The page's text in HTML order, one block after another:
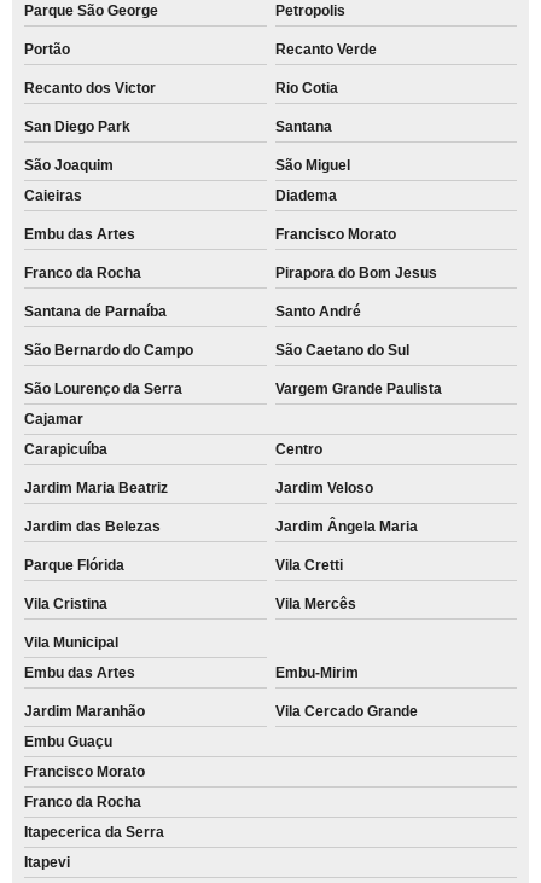
Parque São George Petropolis
Portão Recanto Verde
Recanto dos Victor Rio Cotia
San Diego Park Santana
São Joaquim
São Miguel
Caieiras
Diadema
Embu das Artes Francisco Morato
Franco da Rocha Pirapora do Bom Jesus
Santana de Parnaíba Santo André
São Bernardo do Campo São Caetano do Sul
São Lourenço da Serra
Vargem Grande Paulista
Cajamar
Carapicuíba
Centro
Jardim Maria Beatriz Jardim Veloso
Jardim das Belezas Jardim Ângela Maria
Parque Flórida Vila Cretti
Vila Cristina Vila Mercês
Vila Municipal
Embu das Artes
Embu-Mirim
Jardim Maranhão
Vila Cercado Grande
Embu Guaçu
Francisco Morato
Franco da Rocha
Itapecerica da Serra
Itapevi